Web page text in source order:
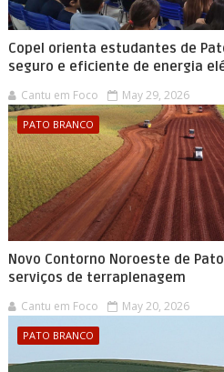
Copel orienta estudantes de
seguro e eficiente de energia
Cantu em Foco May 29, 2026
PATO BRANCO
Novo Contorno Noroeste de
serviços de terraplenagem
Cantu em Foco May 20, 2026
PATO BRANCO